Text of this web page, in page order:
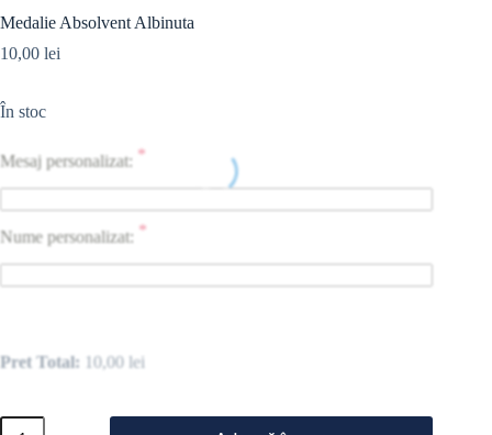
Medalie Absolvent Albinuta
10,00 lei
În stoc
Mesaj personalizat: *
Nume personalizat: *
Pret Total: 10,00 lei